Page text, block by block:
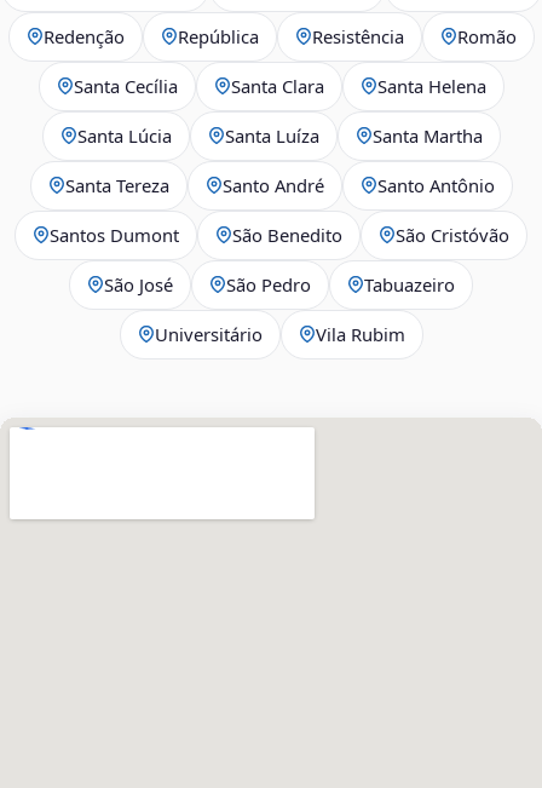
Redenção República Resistência Romão
Santa Cecília Santa Clara Santa Helena
Santa Lúcia Santa Luíza Santa Martha
Santa Tereza Santo André Santo Antônio
Santos Dumont São Benedito São Cristóvão
São José São Pedro Tabuazeiro
Universitário Vila Rubim